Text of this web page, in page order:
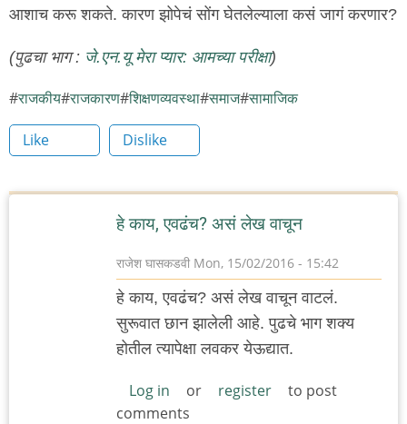
आशाच करू शकते. कारण झोपेचं सोंग घेतलेल्याला कसं जागं करणार?
(पुढचा भाग : जे.एन.यू मेरा प्यार: आमच्या परीक्षा)
राजकीय राजकारण शिक्षणव्यवस्था समाज सामाजिक
Like Dislike
हे काय, एवढंच? असं लेख वाचून
राजेश घासकडवी Mon, 15/02/2016 - 15:42
हे काय, एवढंच? असं लेख वाचून वाटलं.
सुरूवात छान झालेली आहे. पुढचे भाग शक्य
होतील त्यापेक्षा लवकर येऊद्यात.
Log in or register
to post
comments